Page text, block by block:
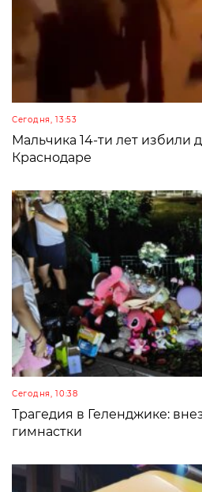
Сегодня, 13:53
Мальчика 14-ти лет избили
Краснодаре
Сегодня, 10:38
Трагедия в Геленджике:
гимнастки